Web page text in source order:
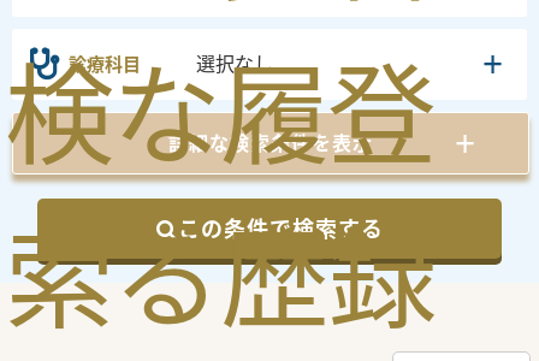
検
索
な
る
履
歴
登
録
診療科目 選択なし
詳細な検索条件を表示
この条件で検索する